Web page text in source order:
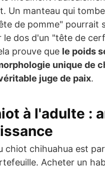
Un manteau qui
de pomme" pourrait
le dos d'un "tête de
prouve que le poids
unique de
juge de paix.
à l'adulte :
chiot chihuahua est
Acheter un